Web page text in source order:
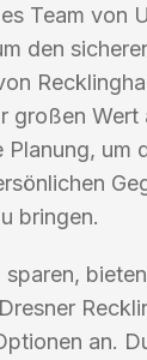
Team von
den
großen
um
bringen.
sparen,
an.